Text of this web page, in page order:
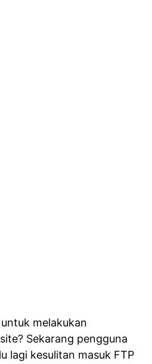
melakukan
Sekarang pengguna
lagi kesulitan masuk FTP